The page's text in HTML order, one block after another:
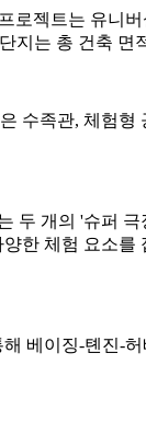
로젝트는 유
지는 총 건축
수족관, 체험
두 개의 '슈퍼
한 체험 요소
베이징-톈진-